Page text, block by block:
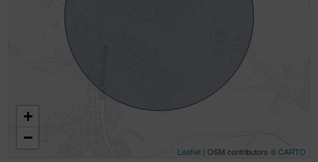
+
−
Leaflet| OSM contributors ©CARTO